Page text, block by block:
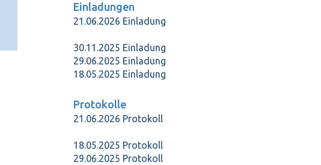
Einladungen
21.06.2026 Einladung
30.11.2025 Einladung
29.06.2025 Einladung
18.05.2025 Einladung
Protokolle
21.06.2026 Protokoll
18.05.2025 Protokoll
29.06.2025 Protokoll